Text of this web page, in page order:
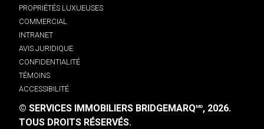
PROPRIÉTÉS LUXUEUSES
COMMERCIAL
INTRANET
AVIS JURIDIQUE
CONFIDENTIALITÉ
TÉMOINS
ACCESSIBILITÉ
© SERVICES IMMOBILIERS BRIDGEMARQMD, 2026.
TOUS DROITS RÉSERVÉS.